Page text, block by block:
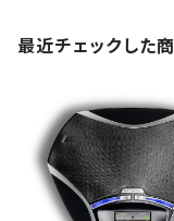
最近チェックした